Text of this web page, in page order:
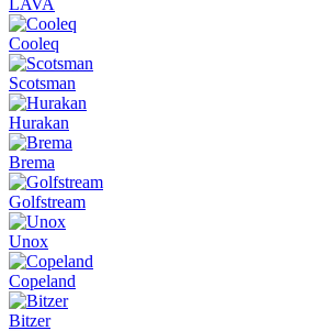
Cooleq
Scotsman
Hurakan
Brema
Golfstream
Unox
Copeland
Bitzer